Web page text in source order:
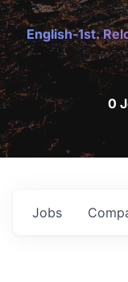
English-1st.
0
Jobs